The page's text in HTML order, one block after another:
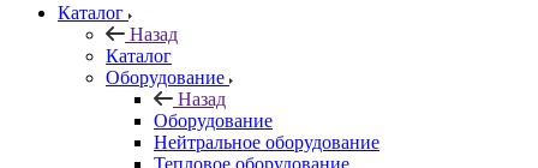
Каталог
Назад
Каталог
Оборудование
Назад
Оборудование
Нейтральное оборудование
Тепловое оборудование